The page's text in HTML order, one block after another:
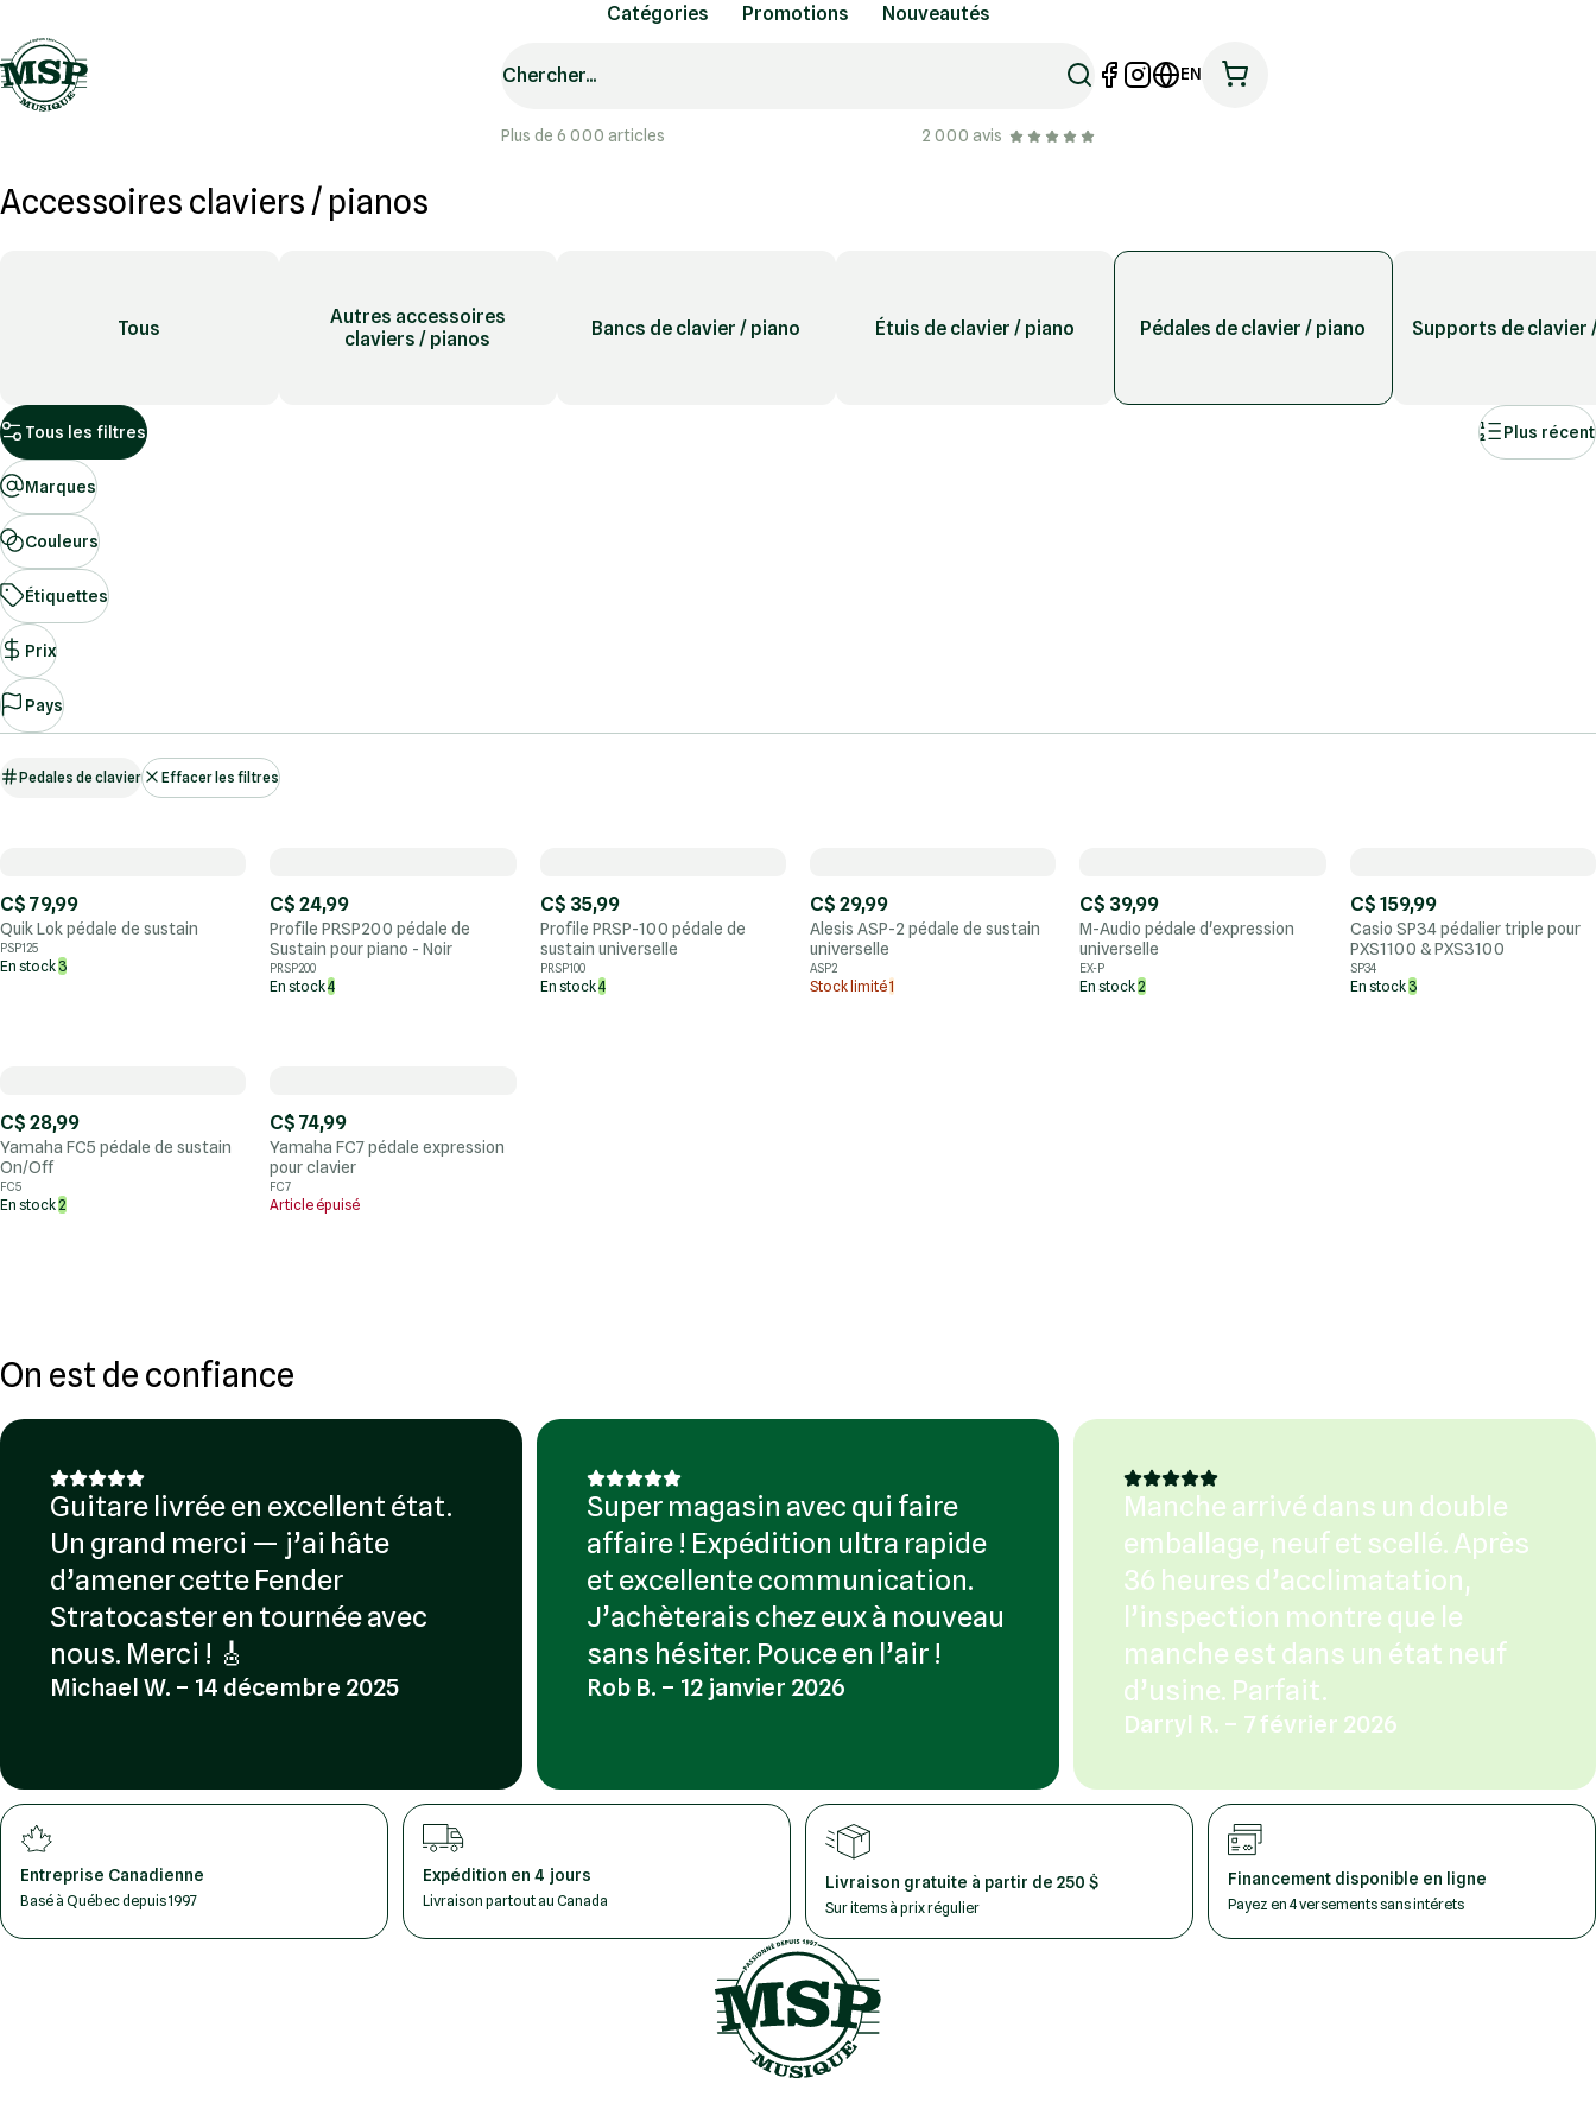
Catégories Promotions Nouveautés
Chercher...
Plus de 6 000 articles 2 000 avis
EN
Accessoires claviers / pianos
Tous
Autres accessoires
claviers / pianos
Bancs de clavier / piano Étuis de clavier / piano Pédales de clavier / piano Supports de clavier
Tous les filtres
Marques
Couleurs
Étiquettes
Prix
Pays
Plus récent
Pedales de clavier Effacer les filtres
C$ 79,99
Quik Lok pédale de sustain
PSP125
En stock 3
C$ 24,99
Profile PRSP200 pédale de
Sustain pour piano - Noir
PRSP200
En stock4
C$ 35,99
Profile PRSP-100 pédale de
sustain universelle
PRSP100
En stock4
C$ 29,99
Alesis ASP-2 pédale de sustain
universelle
ASP2
Stock limité1
C$ 39,99
M-Audio pédale d'expression
universelle
EX-P
En stock2
C$ 159,99
Casio SP34 pédalier triple pour
PXS1100 & PXS3100
SP34
En stock 3
C$ 28,99
Yamaha FC5 pédale de sustain
On/Off
FC5
En stock2
C$ 74,99
Yamaha FC7 pédale expression
pour clavier
FC7
Article épuisé
On est de confiance
Guitare livrée en excellent état.
Un grand merci — j’ai hâte
d’amener cette Fender
Stratocaster en tournée avec
nous. Merci ! 🎸
Michael W. – 14 décembre 2025
Super magasin avec qui faire
affaire ! Expédition ultra rapide
et excellente communication.
J’achèterais chez eux à nouveau
sans hésiter. Pouce en l’air !
Rob B. – 12 janvier 2026
Manche arrivé dans un double
emballage, neuf et scellé. Après
36 heures d’acclimatation,
l’inspection montre que le
manche est dans un état neuf
d’usine. Parfait.
Darryl R. – 7 février 2026
Entreprise Canadienne
Basé à Québec depuis 1997
Expédition en 4 jours
Livraison partout au Canada
Livraison gratuite à partir de 250 $
Sur items à prix régulier
Financement disponible en ligne
Payez en 4 versements sans intérets